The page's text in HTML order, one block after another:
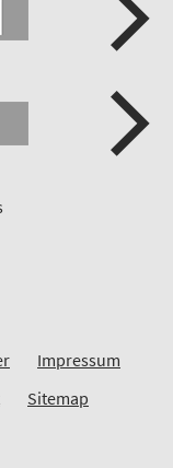
Impressum
Sitemap